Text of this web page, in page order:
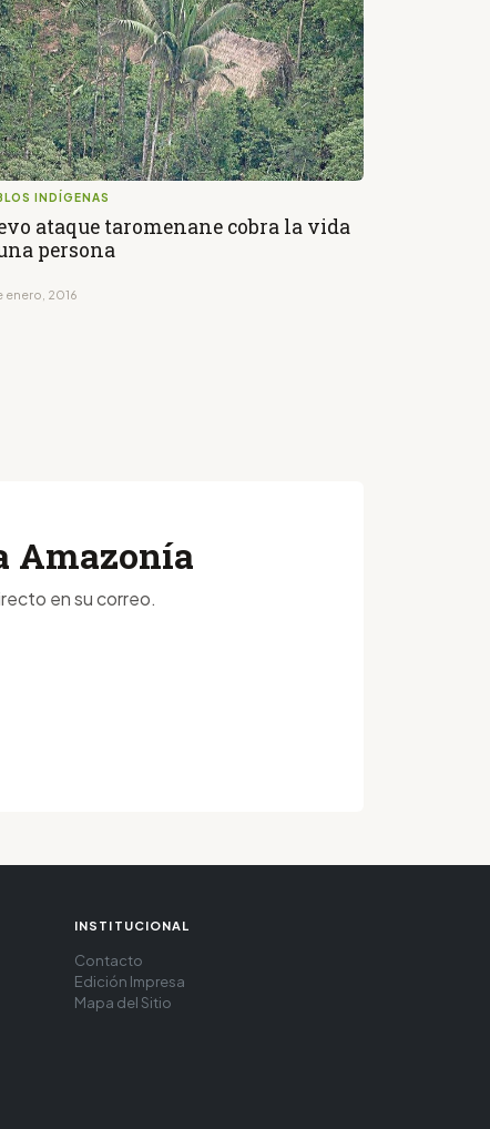
INDÍGENAS
ataque taromenane cobra la vida
persona
enero, 2016
Amazonía
en su correo.
INSTITUCIONAL
Contacto
Edición Impresa
Mapa del Sitio